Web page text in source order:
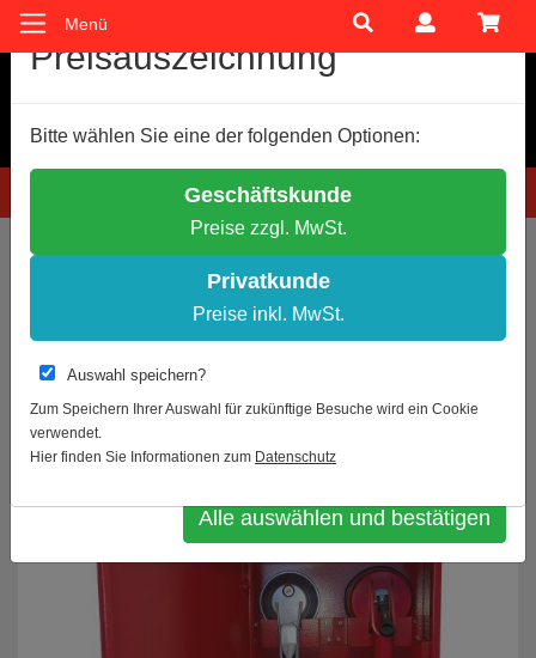
Hotline: 0781 9399888-60
Menü
Sie sind hier: Bodenheber
Artikel 4 von 6
Bodenheber-Gehäuse für 2
Bodenheber PHZ
Cookie-Einstellungen
Wir verwenden Cookies, um Ihnen ein optimales
Einige Cookies sind technisch notwendig, andere dienen zu
anonymen Statistikzwecken.
Entscheiden Sie bitte selbst, welche Cookies Sie akzeptieren.
Notwendige Cookies erlauben
Weitere Infos
Datenschutz Impressum
Auswahl bestätigen
Alle auswählen und bestätigen
Preisauszeichnung
Bitte wählen Sie eine der folgenden Optionen:
Geschäftskunde
Preise zzgl. MwSt.
Privatkunde
Preise inkl. MwSt.
Auswahl speichern?
Zum Speichern Ihrer Auswahl für zukünftige Besuche wird ein Cookie
verwendet.
Hier finden Sie Informationen zum Datenschutz